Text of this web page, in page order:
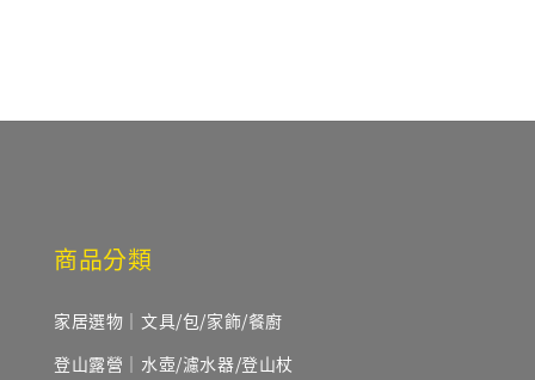
商品分類
家居選物｜文具/包/家飾/餐廚
登山露營｜水壺/濾水器/登山杖